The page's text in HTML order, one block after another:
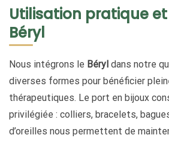
Utilisation pratique
Béryl
Nous intégrons le Béryl dans notre
diverses formes pour bénéficier
thérapeutiques. Le port en bijoux
privilégiée : colliers, bracelets,
d’oreilles nous permettent de